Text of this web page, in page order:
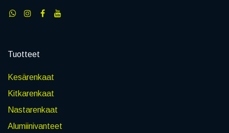
Tuotteet
Kesärenkaat
Kitkarenkaat
Nastarenkaat
Alumiinivanteet